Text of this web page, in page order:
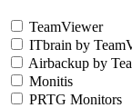
TeamViewer
ITbrain by
Airbackup by
Monitis
PRTG Monitors